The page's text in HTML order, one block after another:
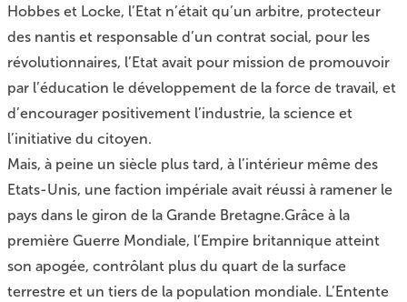
Hobbes et Locke, l’Etat n’était qu’un arbitre, protecteur
des nantis et responsable d’un contrat social, pour les
révolutionnaires, l’Etat avait pour mission de promouvoir
par l’éducation le développement de la force de travail, et
d’encourager positivement l’industrie, la science et
l’initiative du citoyen.
Mais, à peine un siècle plus tard, à l’intérieur même des
Etats-Unis, une faction impériale avait réussi à ramener le
pays dans le giron de la Grande Bretagne.Grâce à la
première Guerre Mondiale, l’Empire britannique atteint
son apogée, contrôlant plus du quart de la surface
terrestre et un tiers de la population mondiale. L’Entente